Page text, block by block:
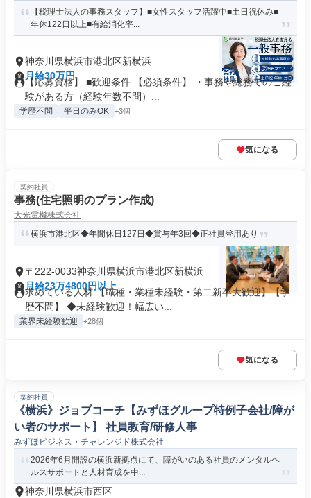
【税理士法人の事務スタッフ】■女性スタッフ活躍中■土日祝休み■
年休122日以上■有給消化率...
神奈川県横浜市港北区新横浜
月給30万円
【応募資格】 ■歓迎条件 【必須条件】 ・事務や総務でのご経
験がある方（経験年数不問）...
学歴不問 平日のみOK +3個
気になる
契約社員
事務(住宅照明のプラン作成)
大光電機株式会社
横浜市港北区◆年間休日127日◆賞与年3回◆正社員登用あり
〒222-0033神奈川県横浜市港北区新横浜
月給23万4800円以上
求めている人材 【職種・業種未経験・第二新卒大歓迎】【学
歴不問】 ◆未経験歓迎！幅広い...
業界未経験歓迎 +28個
気になる
契約社員
《横浜》ジョブコーチ【みずほグループ特例子会社/障が
い者のサポート】 社員教育/研修人事
みずほビジネス・チャレンジド株式会社
2026年6月開設の横浜新拠点にて、障がいのある社員のメンタルヘ
ルスサポートと人材育成を中...
神奈川県横浜市西区